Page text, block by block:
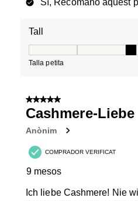
Sí, Recomano aquest
Tall
Talla petita
5 de 5 estrelles.
Cashmere-Liebe
Anònim
COMPRADOR VERIFICAT
9 mesos
Ich liebe Cashmere! Nie